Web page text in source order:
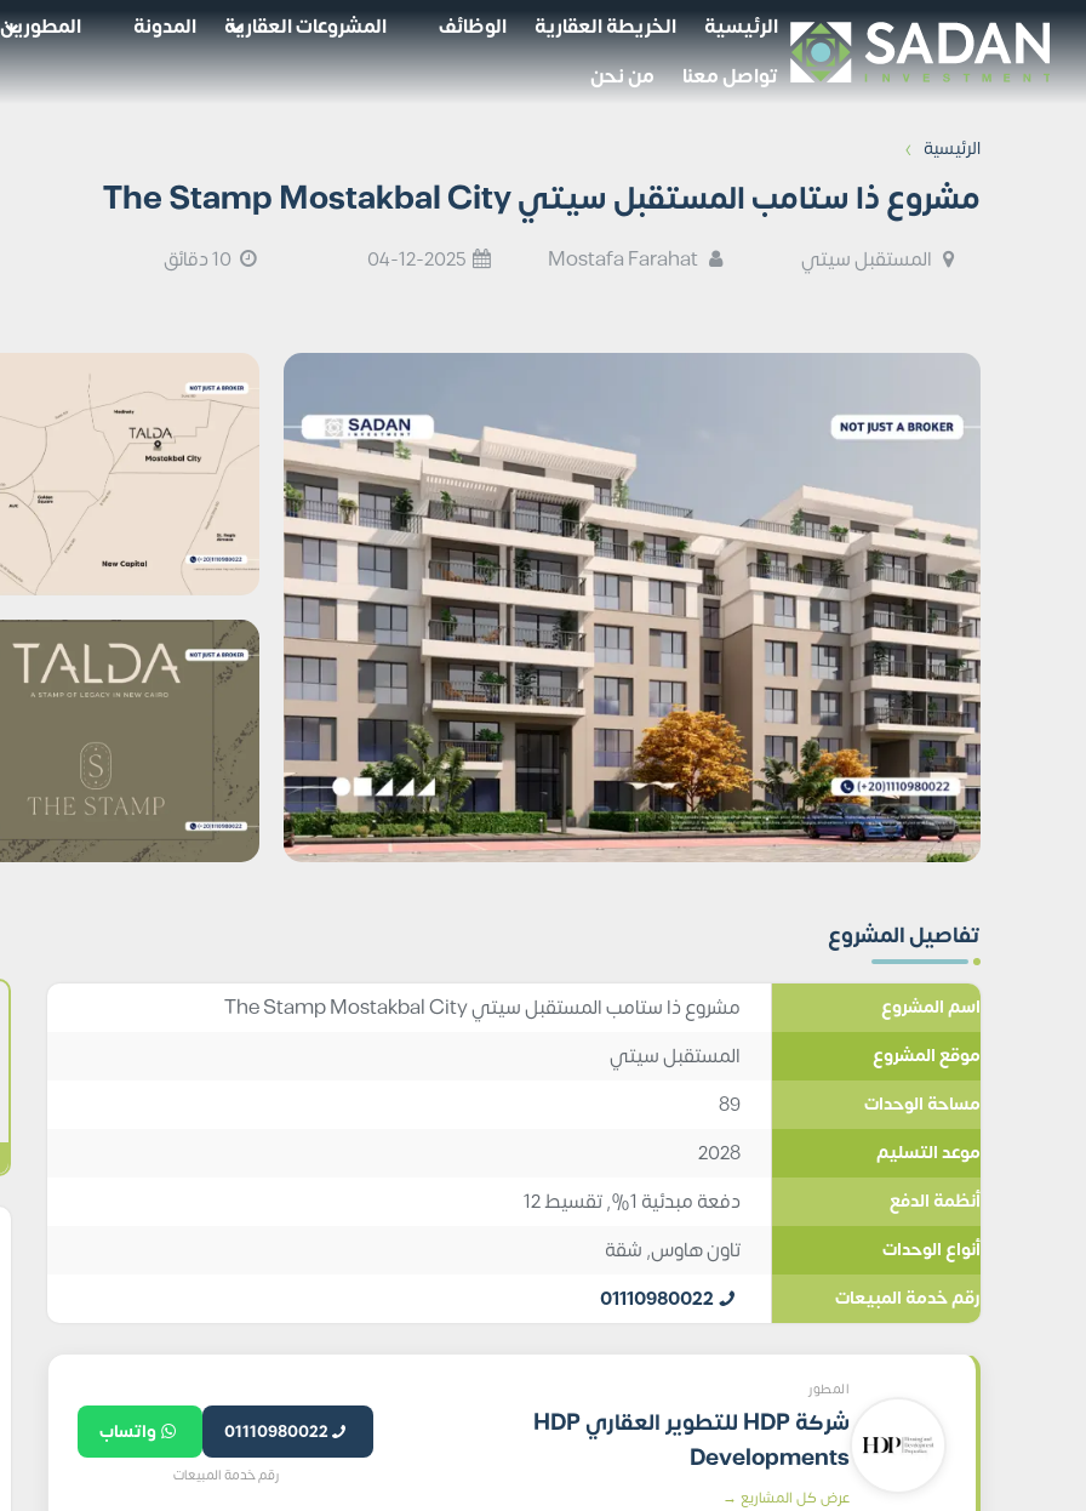
الرئيسية الخريطة العقارية الوظائف المشروعات العقارية المدونة
المطورين
تواصل معنا
من نحن
الرئيسية ›
مشروع ذا ستامب المستقبل سيتي The Stamp Mostakbal City
المستقبل سيتي 04-12-2025
تفاصيل المشروع
اسم المشروع مشروع ذا ستامب المستقبل سيتي The Stamp Mostakbal City
موقع المشروع المستقبل سيتي
مساحة الوحدات 89
موعد التسليم 2028
أنظمة الدفع دفعة مبدئية 1%, تقسيط 12
أنواع الوحدات تاون هاوس,شقة
رقم خدمة المبيعات 01110980022
المطور
شركة HDP للتطوير العقاري HDP
Developments
عرض كل المشاريع →
01110980022 واتساب
رقم خدمة المبيعات